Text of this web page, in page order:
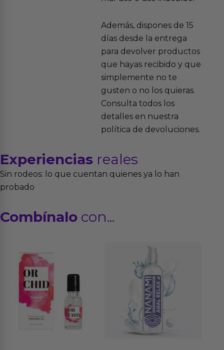
Además, dispones de 15
días desde la entrega
para devolver productos
que hayas recibido y que
simplemente no te
gusten o no los quieras.
Consulta todos los
detalles en nuestra
política de devoluciones.
Experiencias reales
Sin rodeos: lo que cuentan quienes ya lo han
probado
Combínalo con...